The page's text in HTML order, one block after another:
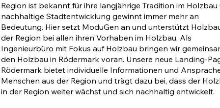
Region ist bekannt für ihre langjährige Tradition im Holzbau
nachhaltige Stadtentwicklung gewinnt immer mehr an
Bedeutung. Hier setzt ModuGen an und unterstützt
der Region bei allen ihren Vorhaben im Holzbau. Als
Ingenieurbüro mit Fokus auf Holzbau bringen wir
den Holzbau in Rödermark voran. Unsere neue Landing-
Rödermark bietet individuelle Informationen und
Menschen aus der Region und trägt dazu bei, dass der
in der Region weiter wächst und sich nachhaltig entwickelt.